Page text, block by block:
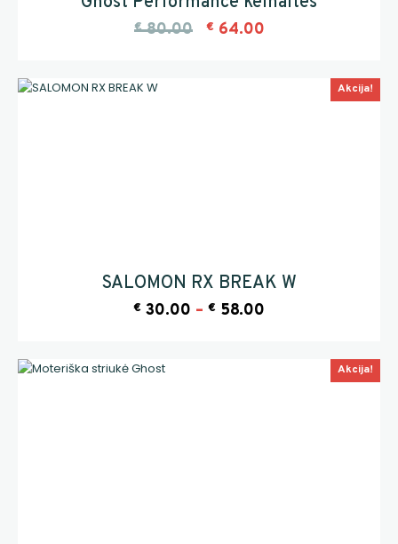
€ 80.00 € 64.00
Akcija!
SALOMON RX BREAK W
€ 30.00 – € 58.00
Akcija!